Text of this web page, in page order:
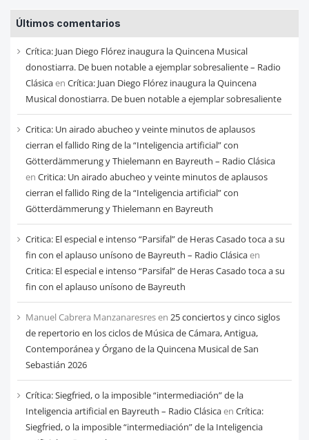
entradas
de
cada
mes
Últimos comentarios
Crítica: Juan Diego Flórez inaugura la Quincena Musical
donostiarra. De buen notable a ejemplar sobresaliente – Radio
Clásicaen Crítica: Juan Diego Flórez inaugura la Quincena
Musical donostiarra. De buen notable a ejemplar sobresaliente
Critica: Un airado abucheo y veinte minutos de aplausos
cierran el fallido Ring de la “Inteligencia artificial” con
Götterdämmerung y Thielemann en Bayreuth – Radio Clásica
en Critica: Un airado abucheo y veinte minutos de aplausos
cierran el fallido Ring de la “Inteligencia artificial” con
Götterdämmerung y Thielemann en Bayreuth
Critica: El especial e intenso “Parsifal” de Heras Casado toca a su
fin con el aplauso unísono de Bayreuth – Radio Clásicaen
Critica: El especial e intenso “Parsifal” de Heras Casado toca a su
fin con el aplauso unísono de Bayreuth
Manuel Cabrera Manzanaresresen 25 conciertos y cinco siglos
de repertorio en los ciclos de Música de Cámara, Antigua,
Contemporánea y Órgano de la Quincena Musical de San
Sebastián 2026
Crítica: Siegfried, o la imposible “intermediación” de la
Inteligencia artificial en Bayreuth – Radio Clásicaen Crítica:
Siegfried, o la imposible “intermediación” de la Inteligencia